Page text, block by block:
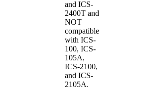
and ICS-
2400T and
NOT
compatible
with ICS-
100, ICS-
105A,
ICS-2100,
and ICS-
2105A.